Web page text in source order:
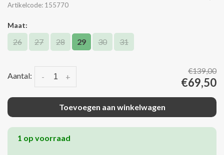
Artikelcode: 155770
Maat:
26 27 28 29 30 31
Aantal: +
-
€139,00
€69,50
Toevoegen aan winkelwagen
1 op voorraad